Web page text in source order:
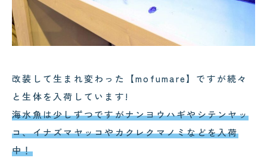
改装して生まれ変わった【mofumare】ですが続々
と生体を入荷しています!
海水魚は少しずつですがナンヨウハギやシテンヤッ
コ、イナズマヤッコやカクレクマノミなどを入荷
中！